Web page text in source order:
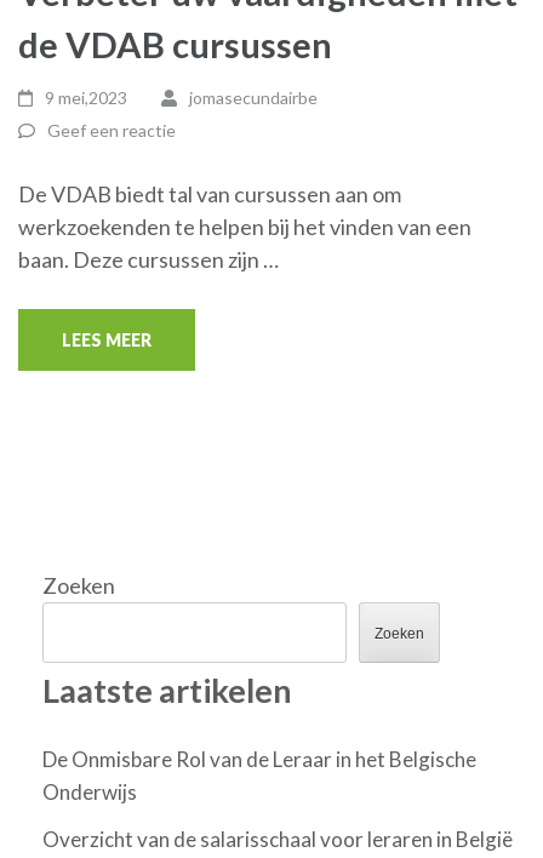
de VDAB cursussen
9 mei,2023
jomasecundairbe
Geef een reactie
De VDAB biedt tal van cursussen aan om
werkzoekenden te helpen bij het vinden van een
baan. Deze cursussen zijn …
LEES MEER
Zoeken
Zoeken
Laatste artikelen
De Onmisbare Rol van de Leraar in het Belgische
Onderwijs
Overzicht van de salarisschaal voor leraren in België